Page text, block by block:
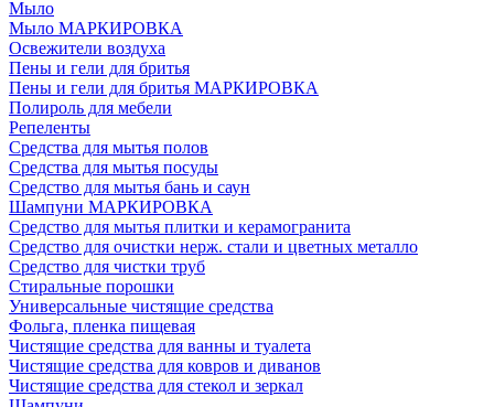
Мыло
Мыло МАРКИРОВКА
Освежители воздуха
Пены и гели для бритья
Пены и гели для бритья МАРКИРОВКА
Полироль для мебели
Репеленты
Средства для мытья полов
Средства для мытья посуды
Средство для мытья бань и саун
Шампуни МАРКИРОВКА
Средство для мытья плитки и керамогранита
Средство для очистки нерж. стали и цветных металло
Средство для чистки труб
Стиральные порошки
Универсальные чистящие средства
Фольга, пленка пищевая
Чистящие средства для ванны и туалета
Чистящие средства для ковров и диванов
Чистящие средства для стекол и зеркал